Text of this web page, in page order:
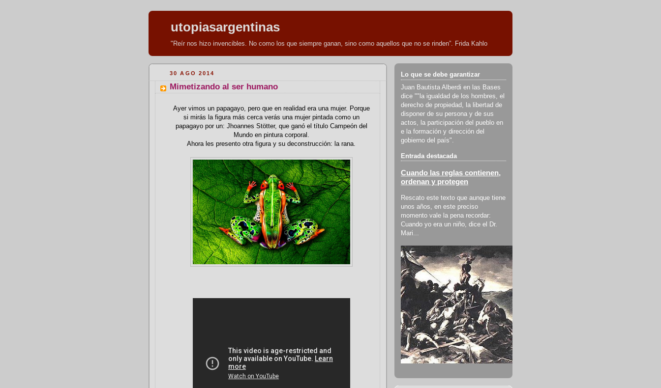
utopiasargentinas
"Reír nos hizo invencibles. No como los que siempre ganan, sino como aquellos que no se rinden”. Frida Kahlo
30 AGO 2014
Mimetizando al ser humano
Ayer vimos un papagayo, pero que en realidad era una mujer. Porque
si mirás la figura más cerca verás una mujer pintada como un
papagayo por un: Jhoannes Stötter, que ganó el título Campeón del
Mundo en pintura corporal.
Ahora les presento otra figura y su deconstrucción: la rana.
Lo que se debe garantizar
Juan Bautista Alberdi en las Bases
dice ""la igualdad de los hombres, el
derecho de propiedad, la libertad de
disponer de su persona y de sus
actos, la participación del pueblo en
e la formación y dirección del
gobierno del país".
Entrada destacada
Cuando las reglas contienen,
ordenan y protegen
Rescato este texto que aunque tiene
unos años, en este preciso
momento vale la pena recordar:
Cuando yo era un niño, dice el Dr.
Mari...